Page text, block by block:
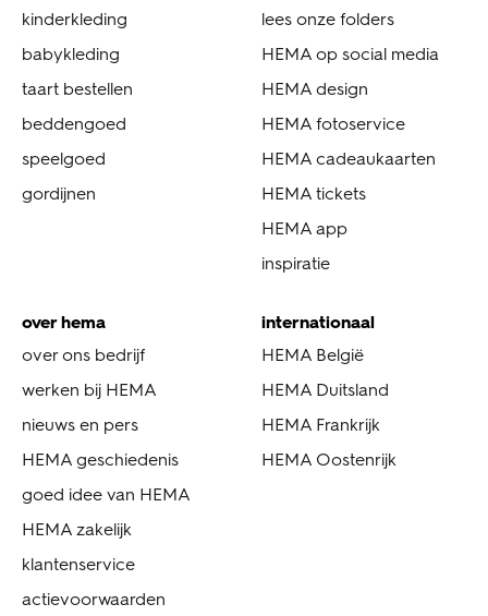
kinderkleding
babykleding
taart bestellen
beddengoed
speelgoed
gordijnen
lees onze folders
HEMA op social media
HEMA design
HEMA fotoservice
HEMA cadeaukaarten
HEMA tickets
HEMA app
inspiratie
over hema
over ons bedrijf
werken bij HEMA
nieuws en pers
HEMA geschiedenis
goed idee van HEMA
HEMA zakelijk
klantenservice
actievoorwaarden
internationaal
HEMA België
HEMA Duitsland
HEMA Frankrijk
HEMA Oostenrijk